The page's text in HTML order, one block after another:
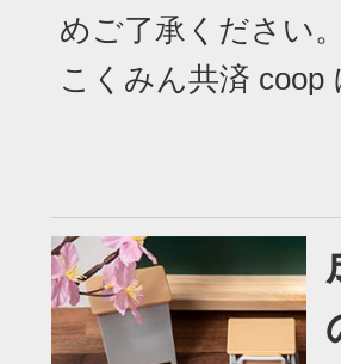
めご了承ください。
こくみん共済